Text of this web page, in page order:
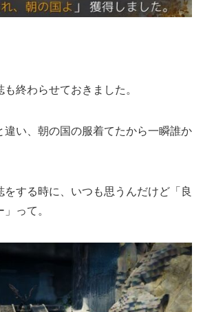
終わらせておきました。
違い、朝の国の服着てたから一瞬誰か
をする時に、いつも思うんだけど「良
って。